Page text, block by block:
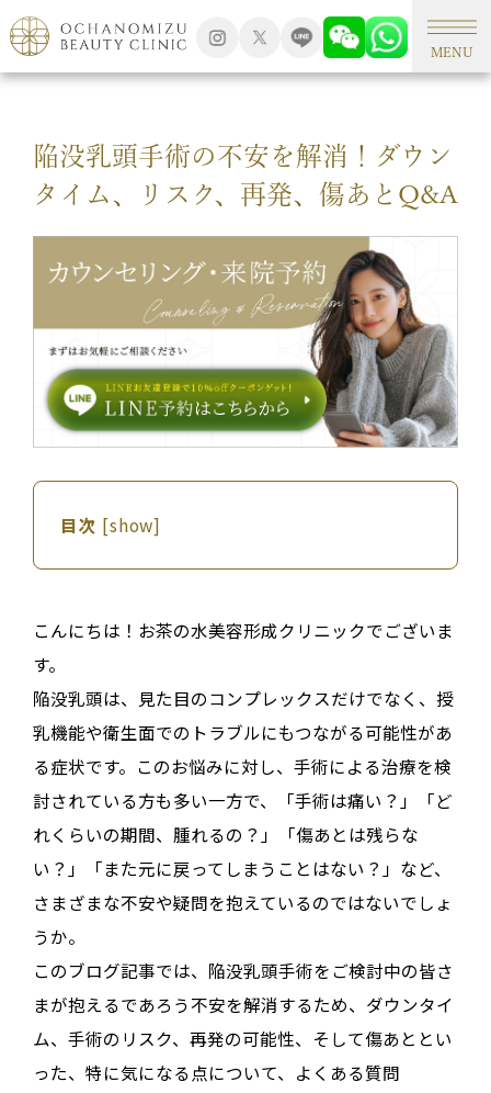
MENU
TOP 形成外科手術
陥没乳頭手術の不安を解消！ダウン
タイム、リスク、再発、傷あとQ&A
目次 [show]
こんにちは！お茶の水美容形成クリニックでございま
す。
陥没乳頭は、 見た目のコンプレックスだけでなく、 授
乳機能や衛生面でのトラブルにもつながる可能性があ
る症状です。このお悩みに対し、手術による治療を検
討されている方も多い一方で、「手術は痛い？ 」「ど
れくらいの期間、腫れるの？ 」「傷あとは残らな
い？ 」「また元に戻ってしまうことはない？ 」など、
さまざまな不安や疑問を抱えているのではないでしょ
うか。
このブログ記事では、陥没乳頭手術をご検討中の皆さ
まが抱えるであろう不安を解消するため、 ダウンタイ
ム、手術のリスク、再発の可能性、そして傷あと とい
った、特に気になる点について、よくある質問